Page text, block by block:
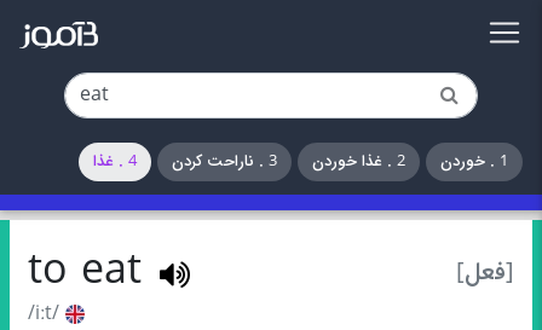
1 . خوردن 2 . غذا خوردن 3 . ناراحت کردن 4 . غذا
[فعل] to eat
/iːt/